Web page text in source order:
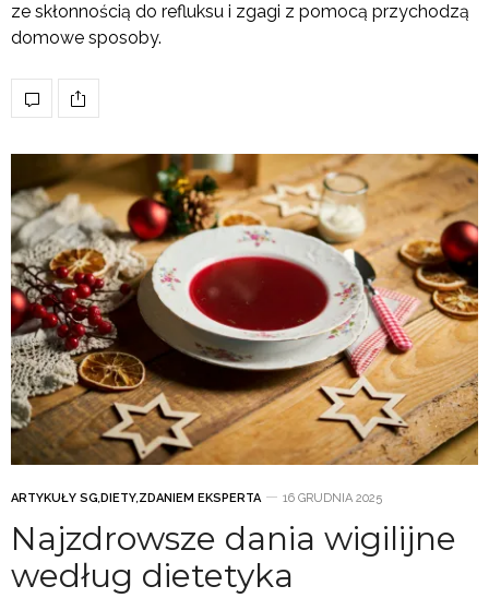
ze skłonnością do refluksu i zgagi z pomocą przychodzą
domowe sposoby.
ARTYKUŁY SG,DIETY,ZDANIEM EKSPERTA 16 GRUDNIA 2025
Najzdrowsze dania wigilijne
według dietetyka